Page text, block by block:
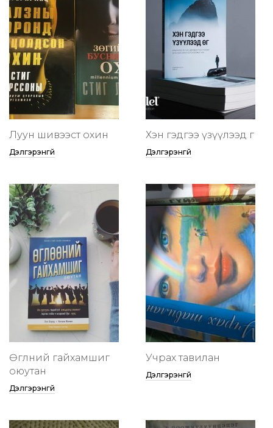
Луун шивээст охин
Дэлгэрэнгүй
Хэн гэдгээ үзүүлээд өг
Дэлгэрэнгүй
Өглөөний гайхамшиг
оюутан
Дэлгэрэнгүй
Учрах тавилан
Дэлгэрэнгүй